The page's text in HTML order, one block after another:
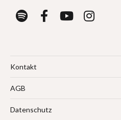
Kontakt
AGB
Datenschutz